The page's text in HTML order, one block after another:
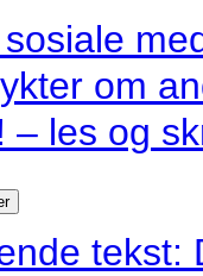
om
– les og
tekst: